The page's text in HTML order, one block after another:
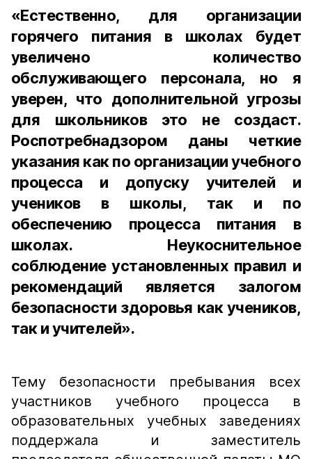
«Естественно, для организации
горячего питания в школах будет
увеличено количество
обслуживающего персонала, но я
уверен, что дополнительной угрозы
для школьников это не создаст.
Роспотребнадзором даны четкие
указания как по организации учебного
процесса и допуску учителей и
учеников в школы, так и по
обеспечению процесса питания в
школах. Неукоснительное
соблюдение установленных правил и
рекомендаций является залогом
безопасности здоровья как учеников,
так и учителей».
Тему безопасности пребывания всех
участников учебного процесса в
образовательных учебных заведениях
поддержала и заместитель